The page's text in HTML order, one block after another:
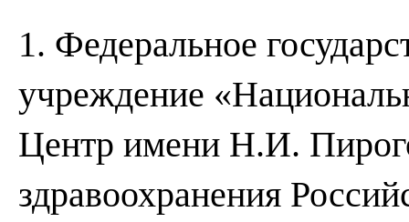
1. Федеральное
учреждение
Центр имени Н.И.
здравоохранения